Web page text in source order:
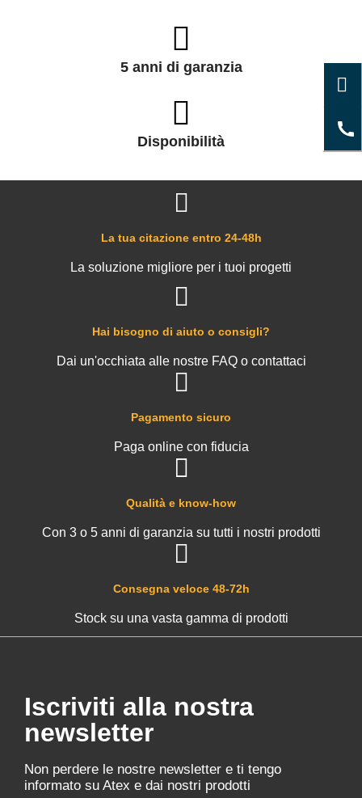
5 anni di garanzia
Disponibilità
Consegna veloce 48-72h
Stock su una vasta gamma di prodotti
Qualità e know-how
Con 3 o 5 anni di garanzia su tutti i nostri prodotti
Pagamento sicuro
Paga online con fiducia
Hai bisogno di aiuto o consigli?
Dai un'occhiata alle nostre FAQ o contattaci
La tua citazione entro 24-48h
La soluzione migliore per i tuoi progetti
Iscriviti alla nostra
newsletter
Non perdere le nostre newsletter e ti tengo
informato su Atex e dai nostri prodotti